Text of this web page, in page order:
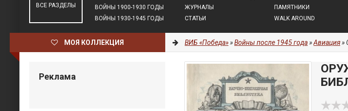
ВОЙНЫ 1900-1930 ГОДЫ
ВОЙНЫ 1930-1945 ГОДЫ
ЖУРНАЛЫ
СТАТЬИ
ПАМЯТНИКИ
WALK AROUND
ВСЕ РАЗДЕЛЫ
МОЯ КОЛЛЕКЦИЯ ВИБ «Победа»»Войны после 1945 года»Авиация»
Реклама